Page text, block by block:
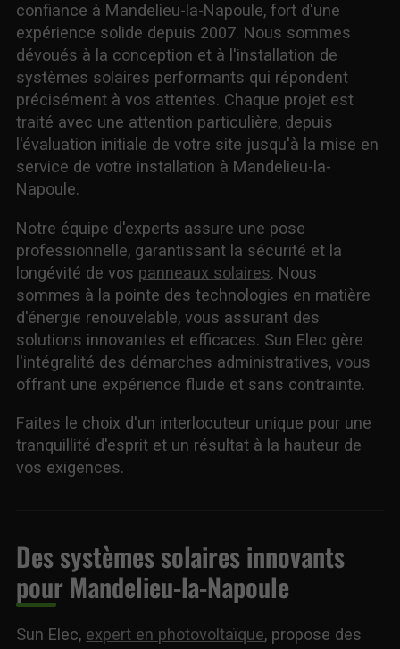
confiance à Mandelieu-la-Napoule, fort d'une
expérience solide depuis 2007. Nous sommes
dévoués à la conception et à l'installation de
systèmes solaires performants qui répondent
précisément à vos attentes. Chaque projet est
traité avec une attention particulière, depuis
l'évaluation initiale de votre site jusqu'à la mise en
service de votre installation à Mandelieu-la-
Napoule.
Notre équipe d'experts assure une pose
professionnelle, garantissant la sécurité et la
longévité de vos panneaux solaires. Nous
sommes à la pointe des technologies en matière
d'énergie renouvelable, vous assurant des
solutions innovantes et efficaces. Sun Elec gère
l'intégralité des démarches administratives, vous
offrant une expérience fluide et sans contrainte.
Faites le choix d'un interlocuteur unique pour une
tranquillité d'esprit et un résultat à la hauteur de
vos exigences.
Des systèmes solaires innovants
pour Mandelieu-la-Napoule
Sun Elec, expert en photovoltaïque, propose des